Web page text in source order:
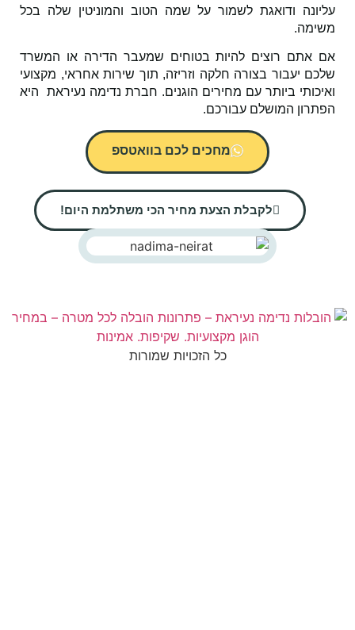
ודואגת לשמור על שמה הטובוהמוניטין שלה בכל
רוצים להיות בטוחים שמעבר הדירה או המשרד
בצורה חלקה וזריזה,תוך שירות אחראי, מקצועי
ביותר עם מחירים הוגנים.חברת נדימה נעיראת היא
המושלם עבורכם.
מחכים לכם בוואטספ
לקבלת הצעת מחיר הכי משתלמת היום!
כל הזכויות שמורות